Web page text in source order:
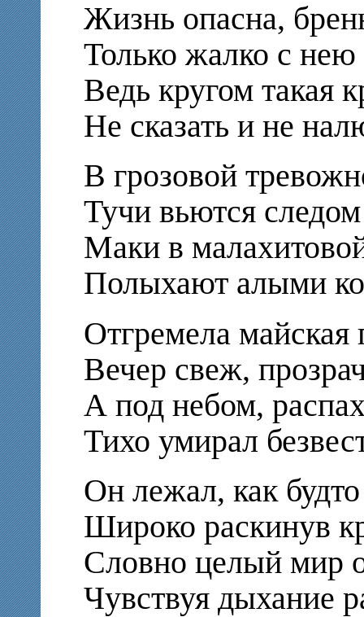
Жизнь опасна,
Только жалко с нею
Ведь кругом такая
Не сказать и не
В грозовой
Тучи вьются
Маки в
Полыхают алыми
Отгремела майская
Вечер свеж,
А под небом,
Тихо умирал
Он лежал, как
Широко раскинув
Словно целый мир
Чувствуя дыхание